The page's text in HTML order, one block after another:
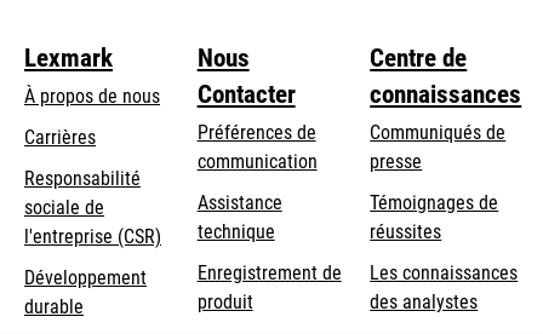
Lexmark
À propos de nous
Carrières
s’ouvre
dans
un
nouvel
onglet
Responsabilité
sociale de
l'entreprise (CSR) s’ouvre
Développement
durable
Nous
Contacter
Préférences de
communication
s’ouvre
dans
un
nouvel
onglet
Assistance
techniques’ouvre
un
Enregistrement de
produit
Centre de
connaissances
Communiqués de
presse
Témoignages de
réussites
Les connaissances
des analystes